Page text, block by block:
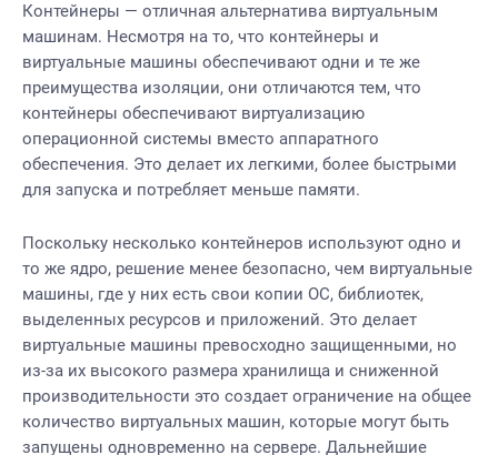
Контейнеры — отличная альтернатива виртуальным
машинам. Несмотря на то, что контейнеры и
виртуальные машины обеспечивают одни и те же
преимущества изоляции, они отличаются тем, что
контейнеры обеспечивают виртуализацию
операционной системы вместо аппаратного
обеспечения. Это делает их легкими, более быстрыми
для запуска и потребляет меньше памяти.
Поскольку несколько контейнеров используют одно и
то же ядро, решение менее безопасно, чем виртуальные
машины, где у них есть свои копии ОС, библиотек,
выделенных ресурсов и приложений. Это делает
виртуальные машины превосходно защищенными, но
из-за их высокого размера хранилища и сниженной
производительности это создает ограничение на общее
количество виртуальных машин, которые могут быть
запущены одновременно на сервере. Дальнейшие